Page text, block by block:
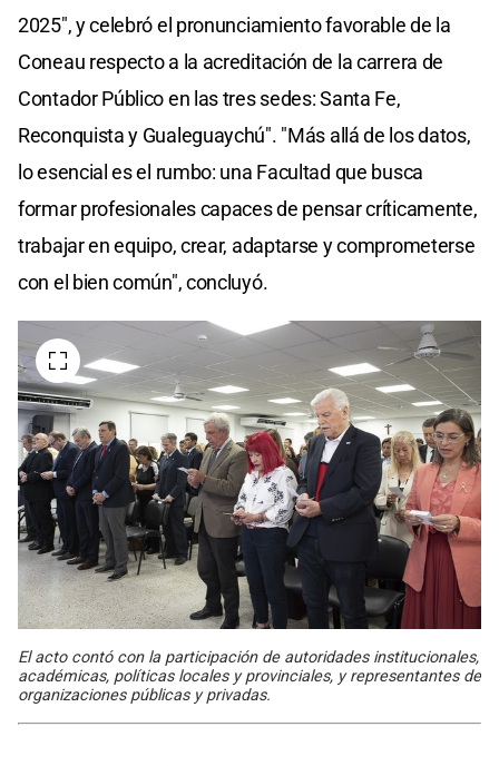
2025", y celebró el pronunciamiento favorable de la
Coneau respecto a la acreditación de la carrera de
Contador Público en las tres sedes: Santa Fe,
Reconquista y Gualeguaychú". "Más allá de los datos,
lo esencial es el rumbo: una Facultad que busca
formar profesionales capaces de pensar críticamente,
trabajar en equipo, crear, adaptarse y comprometerse
con el bien común", concluyó.
El acto contó con la participación de autoridades institucionales,
académicas, políticas locales y provinciales, y representantes de
organizaciones públicas y privadas.